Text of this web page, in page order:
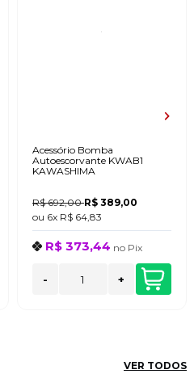
Acessório Bomba
Autoescorvante KWAB1
KAWASHIMA
R$ 692,00R$ 389,00
ou 6x R$ 64,83
R$ 373,44 no Pix
- +
VER TODOS